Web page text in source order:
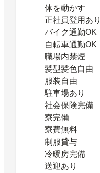
体を動かす
正社員登用あり
バイク通勤OK
自転車通勤OK
職場内禁煙
髪型髪色自由
服装自由
駐車場あり
社会保険完備
寮完備
寮費無料
制服貸与
冷暖房完備
送迎あり